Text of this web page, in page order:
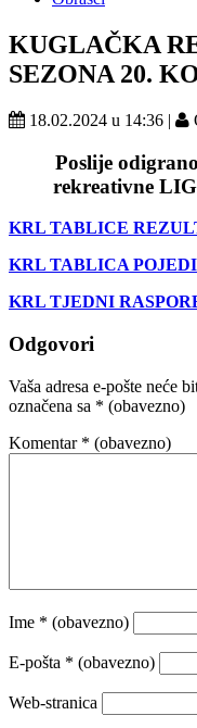
KUGLAČKA
SEZONA 20.
18.02.2024 u 14:36 |
Poslije
rekreativne
KRL TABLICE
KRL TABLICA
KRL TJEDNI
Odgovori
Vaša adresa e-pošte neće
označena sa * (obavezno)
Komentar * (obavezno)
Ime * (obavezno)
E-pošta * (obavezno)
Web-stranica